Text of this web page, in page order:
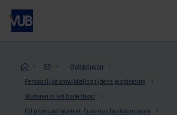
Overslaan
naar
inhoudKruimelpad
Opleidingen
Persoonlijke ontwikkeling tijdens je opleiding
Studeren in het buitenland
EU uitwisselingen en Erasmus bestemmingen